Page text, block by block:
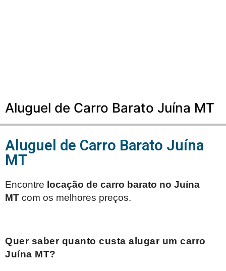
Aluguel de Carro Barato Juína MT
Aluguel de Carro Barato Juína
MT
Encontre locação de carro barato no Juína
MT com os melhores preços.
Quer saber quanto custa alugar um carro
Juína MT?